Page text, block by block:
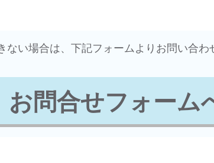
ない場合は、下記フォームよりお問い合わ
お問合せフォーム